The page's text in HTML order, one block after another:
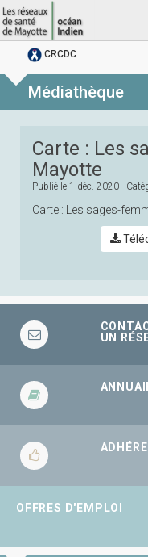
CRCDC
Médiathèque
Carte : Les
Mayotte
Publié le 1 déc. 2020 -
Carte : Les sages-
UN
OFFRES D'EMPLOI